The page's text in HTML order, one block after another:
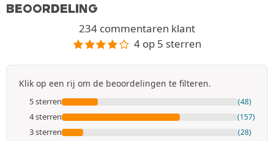
BEOORDELING
234 commentaren klant
4 op 5 sterren
Klik op een rij om de beoordelingen te filteren.
5 sterren (48)
4 sterren (157)
3 sterren (28)